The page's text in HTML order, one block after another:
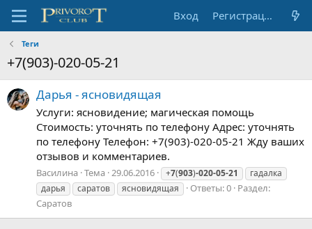
Вход Регистрация
Теги
+7(903)-020-05-21
Дарья - ясновидящая
Услуги: ясновидение; магическая помощь
Стоимость: уточнять по телефону Адрес: уточнять
по телефону Телефон: +7(903)-020-05-21 Жду ваших
отзывов и комментариев.
Василина Тема 29.06.2016 +7(903)-020-05-21
гадалка
дарья
саратов ясновидящая Ответы: 0 Раздел:
Саратов